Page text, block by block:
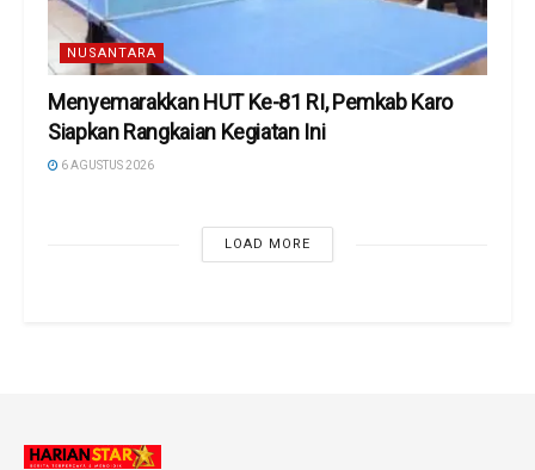
NUSANTARA
Menyemarakkan HUT Ke-81 RI, Pemkab Karo
Siapkan Rangkaian Kegiatan Ini
6 AGUSTUS 2026
LOAD MORE